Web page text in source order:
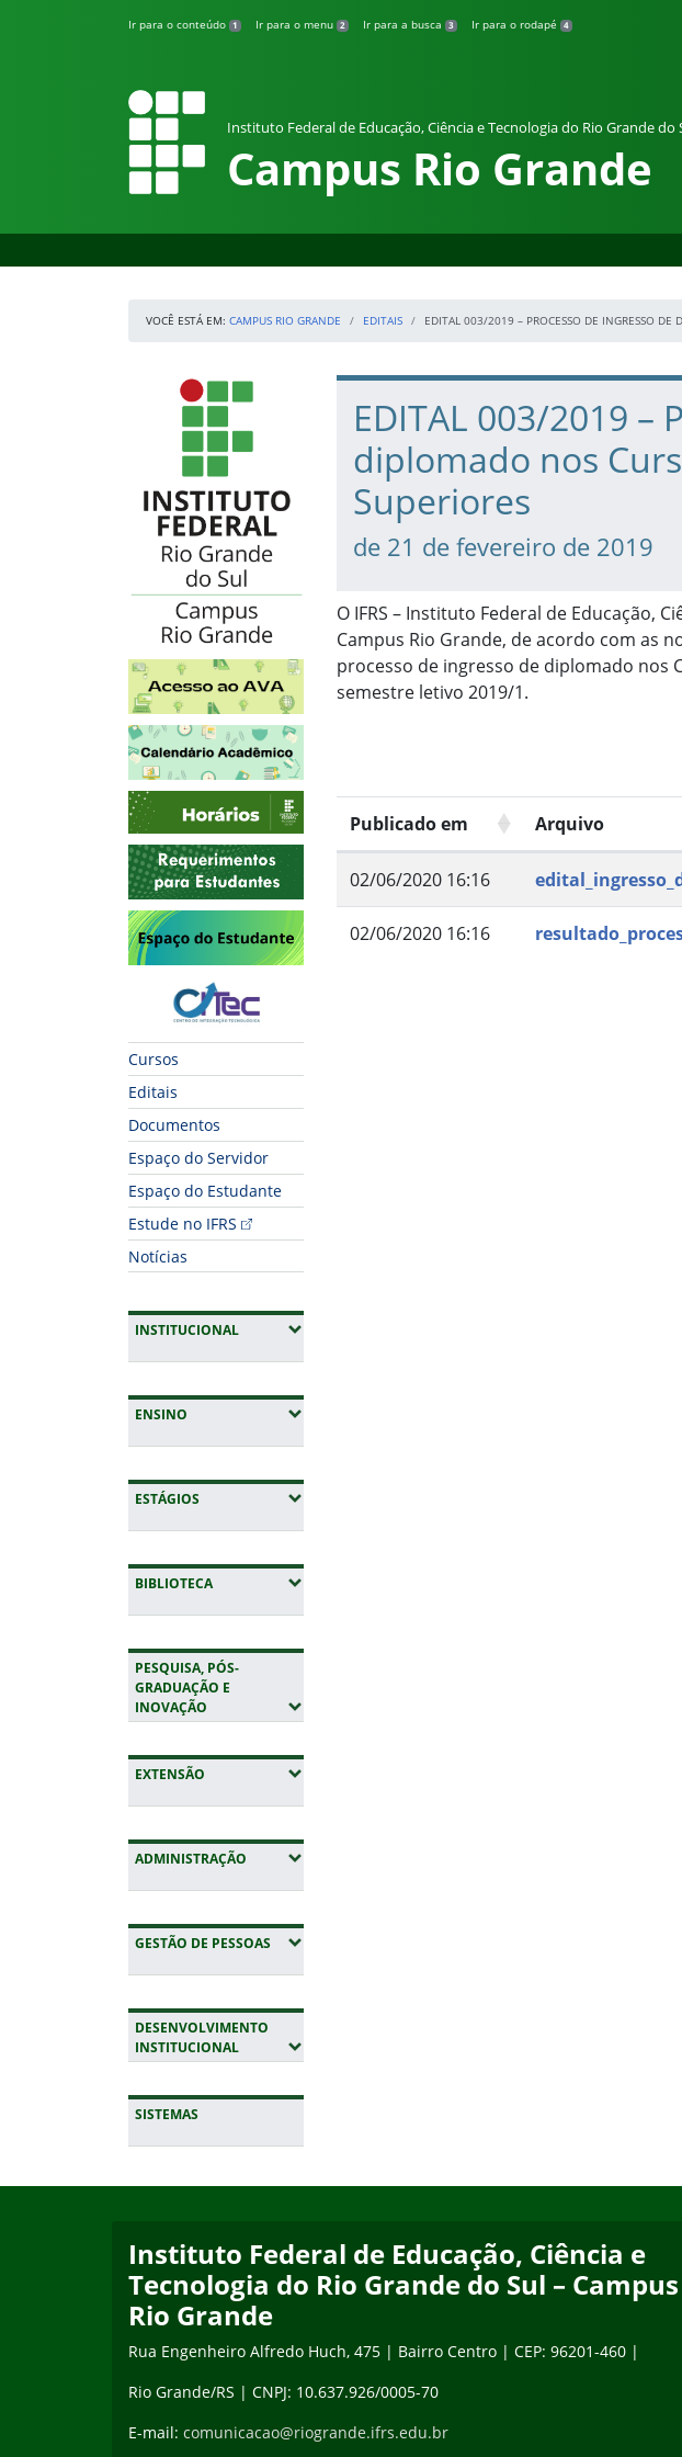
Ir para o conteúdo 1 Ir para o menu 2 Ir para a busca 3 Ir para o rodapé 4
Instituto Federal de Educação, Ciência e Tecnologia do Rio Grande do
Campus Rio Grande
VOCÊ ESTÁ EM: CAMPUS RIO GRANDE EDITAIS EDITAL 003/2019 – PROCESSO DE INGRESSO DE
Início da navegação
Acesso ao AVA
Calendário Acadêmico
Horários
Requerimentos para Estudantes
Espaço do Estudante
Cursos
Editais
Documentos
Espaço do Servidor
Espaço do Estudante
Estude no IFRS
Notícias
INSTITUCIONAL(EXPANDIR SUBMENUS)
ENSINO (EXPANDIR SUBMENUS)
ESTÁGIOS (EXPANDIR SUBMENUS)
BIBLIOTECA(EXPANDIR SUBMENUS)
PESQUISA, PÓS-
GRADUAÇÃO E
INOVAÇÃO (EXPANDIR SUBMENUS)
EXTENSÃO (EXPANDIR SUBMENUS)
ADMINISTRAÇÃO (EXPANDIR SUBMENUS)
GESTÃO DE PESSOAS (EXPANDIR SUBMENUS)
DESENVOLVIMENTO
INSTITUCIONAL(EXPANDIR SUBMENUS)
SISTEMAS
Início do conteúdo
EDITAL 003/2019 –
diplomado nos
Superiores
de 21 de fevereiro de 2019
O IFRS – Instituto Federal de Educação,
Campus Rio Grande, de acordo com as
processo de ingresso de diplomado nos
semestre letivo 2019/1.
Publicado em Arquivo
02/06/2020 16:16
02/06/2020 16:16
Instituto Federal de Educação, Ciência e
Tecnologia do Rio Grande do Sul – Campus
Rio Grande
Rua Engenheiro Alfredo Huch, 475 | Bairro Centro | CEP: 96201-460 |
Rio Grande/RS | CNPJ: 10.637.926/0005-70
E-mail: comunicacao@riogrande.ifrs.edu.br